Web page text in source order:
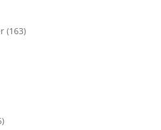
(163)